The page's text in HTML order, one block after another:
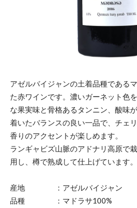
アゼルバイジャンの土着品種である
た赤ワインです。濃いガーネット色
な果実味と骨格あるタンニン、酸味
着いたバランスの良い一品で、チェ
香りのアクセントが楽しめます。
ランギャビズ山脈のアドナリ高原で
用し、樽で熟成して仕上げています。
産地 ：アゼルバイジャン
品種 ：マドラサ100%